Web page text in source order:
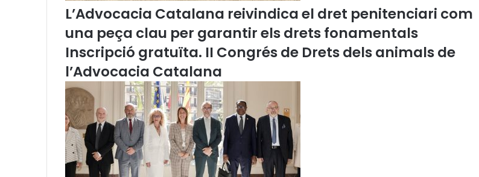
e
n
a
l
:
D
o
n
a
:
a
c
ó
e
d
v
o
c
L’Advocacia Catalana reivindica el dret penitenciari com
una peça clau per garantir els drets fonamentals
Inscripció gratuïta. II Congrés de Drets dels animals de
l’Advocacia Catalana